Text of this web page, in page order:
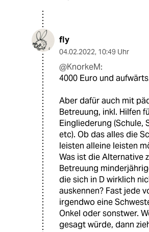
fly
04.02.2022, 10:49 Uhr
@KnorkeM:
4000 Euro und
Aber dafür auch mit
Betreuung, inkl. Hilfen
Eingliederung (Schule,
etc). Ob das alles die
leisten alleine leisten
Was ist die Alternative
Betreuung
die sich in D wirklich
auskennen? Fast jede
irgendwo eine
Onkel oder sonstwer.
gesagt würde, dann